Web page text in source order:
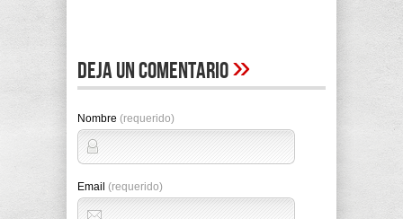
Deja un comentario»
Nombre (requerido)
Email (requerido)